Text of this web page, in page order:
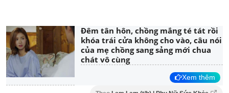
Đêm tân hôn, chồng mắng té tát rồi
khóa trái cửa không cho vào, câu nói
của mẹ chồng sang sảng mới chua
chát vô cùng
Xem thêm